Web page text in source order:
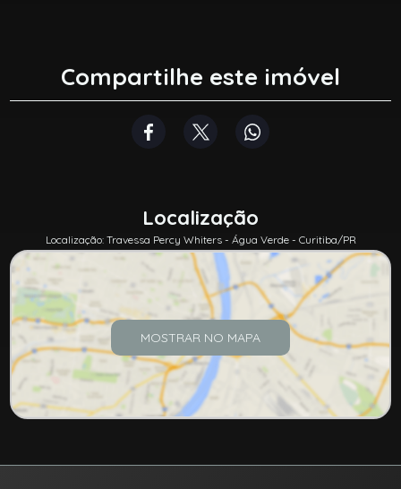
Compartilhe este imóvel
Localização
Localização: Travessa Percy Whiters - Água Verde - Curitiba/PR
MOSTRAR NO MAPA